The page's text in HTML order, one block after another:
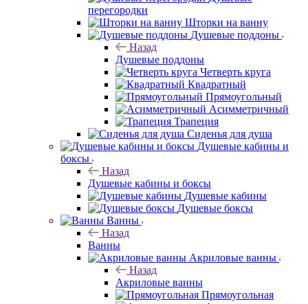
перегородки
Шторки на ванну
Душевые поддоны
Назад
Душевые поддоны
Четверть круга
Квадратный
Прямоугольный
Асимметричный
Трапеция
Сиденья для душа
Душевые кабины и
боксы
Назад
Душевые кабины и боксы
Душевые кабины
Душевые боксы
Ванны
Назад
Ванны
Акриловые ванны
Назад
Акриловые ванны
Прямоугольная